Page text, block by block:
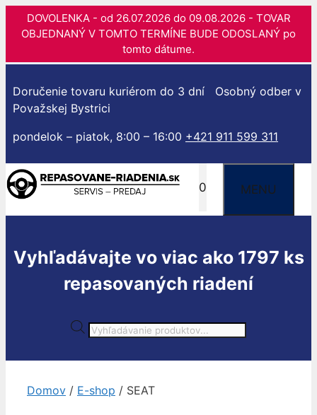
DOVOLENKA - od 26.07.2026 do 09.08.2026 - TOVAR
OBJEDNANÝ V TOMTO TERMÍNE BUDE ODOSLANÝ po
tomto dátume.
na
obsah
Doručenie tovaru kuriérom do 3 dní Osobný odber v
Považskej Bystrici
pondelok – piatok, 8:00 – 16:00 +421 911 599 311
0 MENU
Vyhľadávajte vo viac ako 1797 ks
repasovaných riadení
Products
Domov / E-shop / SEAT